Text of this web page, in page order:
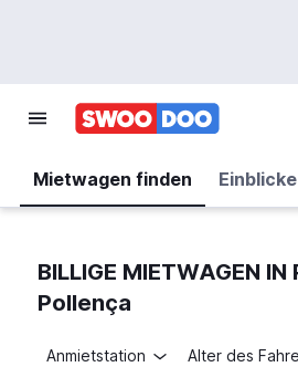
Mietwagen finden Einblicke
BILLIGE MIETWAGEN
Pollença
Anmietstation Alter des